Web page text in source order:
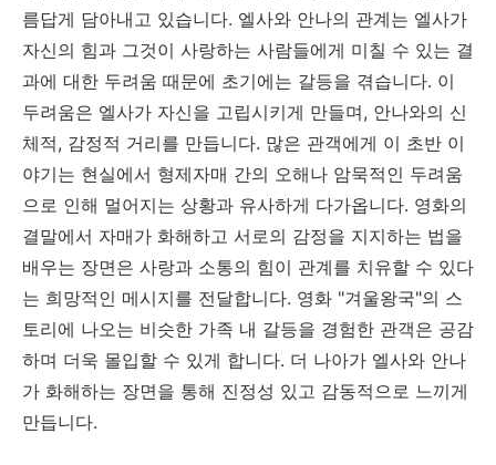
름답게 담아내고 있습니다. 엘사와 안나의 관계는 엘사가
자신의 힘과 그것이 사랑하는 사람들에게 미칠 수 있는 결
과에 대한 두려움 때문에 초기에는 갈등을 겪습니다. 이
두려움은 엘사가 자신을 고립시키게 만들며, 안나와의 신
체적, 감정적 거리를 만듭니다. 많은 관객에게 이 초반 이
야기는 현실에서 형제자매 간의 오해나 암묵적인 두려움
으로 인해 멀어지는 상황과 유사하게 다가옵니다. 영화의
결말에서 자매가 화해하고 서로의 감정을 지지하는 법을
배우는 장면은 사랑과 소통의 힘이 관계를 치유할 수 있다
는 희망적인 메시지를 전달합니다. 영화 "겨울왕국"의 스
토리에 나오는 비슷한 가족 내 갈등을 경험한 관객은 공감
하며 더욱 몰입할 수 있게 합니다. 더 나아가 엘사와 안나
가 화해하는 장면을 통해 진정성 있고 감동적으로 느끼게
만듭니다.